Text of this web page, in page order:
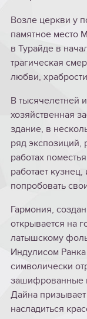
Возле церкви у
памятное место
в Турайде в
трагическая
любви,
В тысячелетней
хозяйственная
здание, в
ряд экспозиций,
работах
работает
попробовать
Гармония,
открывается на
латышскому
Индулисом
символически
зашифрованные
Дайна
насладиться